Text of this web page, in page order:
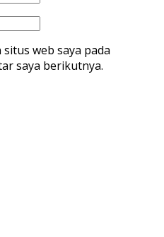
web saya pada
saya berikutnya.